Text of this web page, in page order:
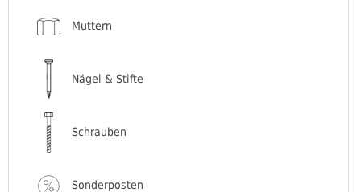
Muttern
Nägel & Stifte
Schrauben
Sonderposten